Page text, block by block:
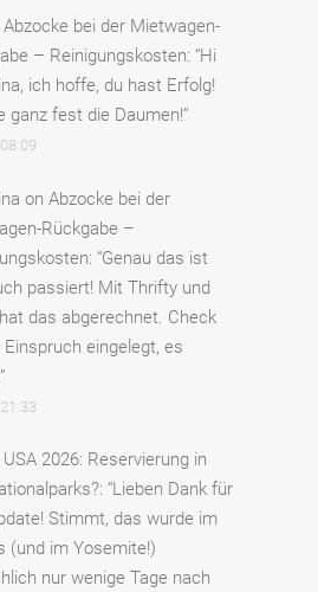
Abzocke bei der Mietwagen-
– Reinigungskosten: “Hi
ich hoffe, du hast Erfolg!
ganz fest die Daumen!”
on Abzocke bei der
Rückgabe –
: “Genau das ist
passiert! Mit Thrifty und
das abgerechnet. Check
Einspruch eingelegt, es
”
USA 2026: Reservierung in
: “Lieben Dank für
Stimmt, das wurde im
(und im Yosemite!)
nur wenige Tage nach